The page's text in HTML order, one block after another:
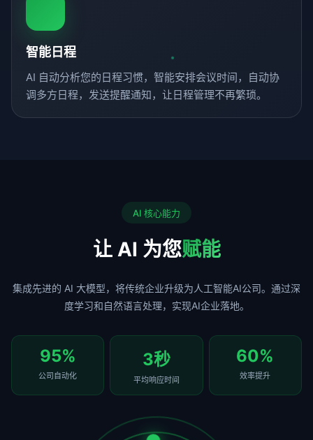
智能日程
AI 自动分析您的日程习惯，智能安排会议时间，自动协
调多方日程，发送提醒通知，让日程管理不再繁琐。
AI 核心能力
让 AI 为您赋能
集成先进的 AI 大模型，将传统企业升级为人工智能AI公司。通过深
度学习和自然语言处理，实现AI企业落地。
95%
公司自动化
3秒
平均响应时间
60%
效率提升